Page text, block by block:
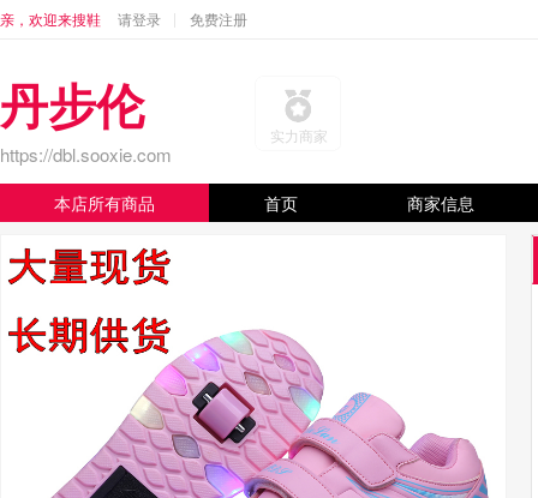
亲，欢迎来搜鞋 请登录 免费注册
丹步伦
https://dbl.sooxie.com
实力商家
本店所有商品 首页 商家信息